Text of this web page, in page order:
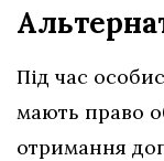
Під час
мають право
отримання